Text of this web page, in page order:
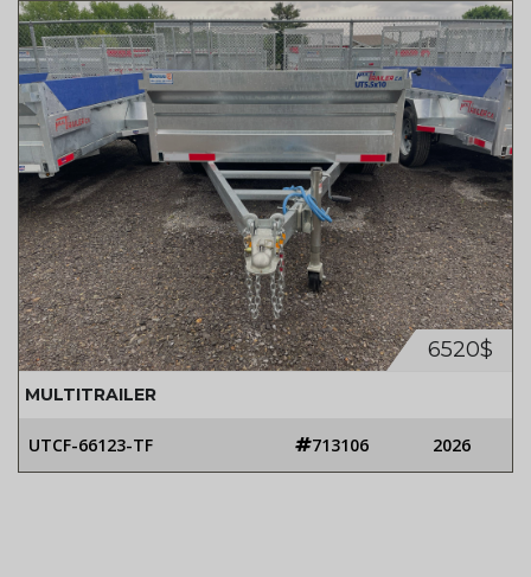
6520$
MULTITRAILER
UTCF-66123-TF 713106 2026